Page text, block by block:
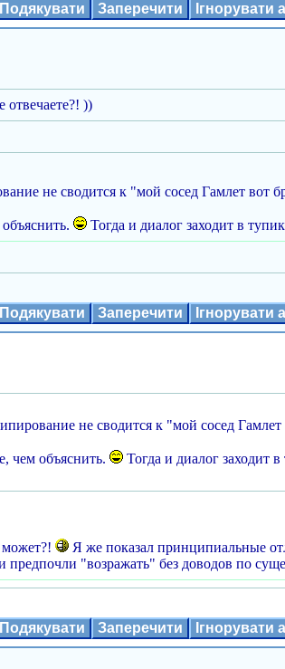
Подякувати Заперечити Ігнорувати
))
не сводится к "мой сосед Гамлет вот
Тогда и диалог заходит в
Подякувати Заперечити Ігнорувати
не сводится к "мой сосед
чем объяснить.
Тогда и диалог заходит
может?!
Я же показал принципиальные
"возражать" без доводов по
Подякувати Заперечити Ігнорувати